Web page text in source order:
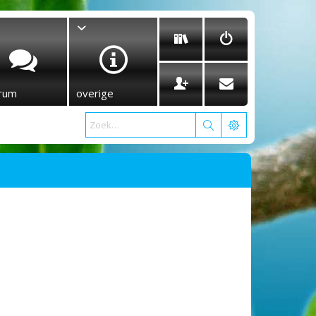
overige